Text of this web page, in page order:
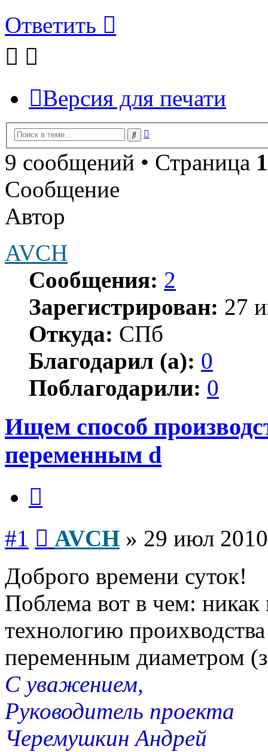
Ответить
Версия для печати
Поиск
9 сообщений • Страница 1
Сообщение
Автор
AVCH
Сообщения: 2
Зарегистрирован: 27
Откуда: СПб
Благодарил (а): 0
Поблагодарили: 0
Ищем способ
переменным d
#1 AVCH » 29 июл
Доброго времени суток!
Поблема вот в чем:
технологию
переменным диаметром
С уважением,
Руководитель проекта
Черемушкин Андрей